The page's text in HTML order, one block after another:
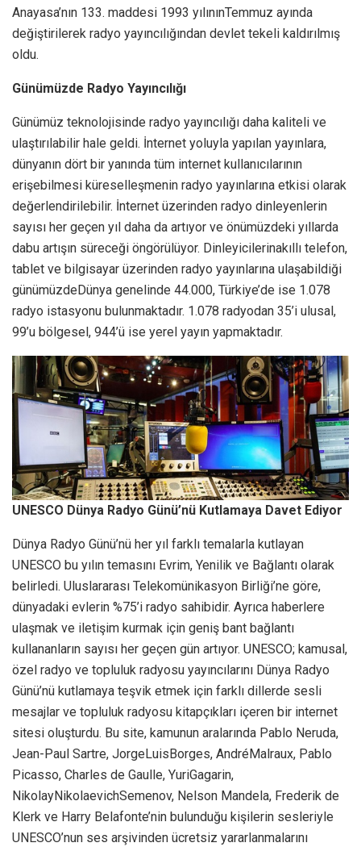
Anayasa’nın 133. maddesi 1993 yılınınTemmuz ayında
değiştirilerek radyo yayıncılığından devlet tekeli kaldırılmış
oldu.
Günümüzde Radyo Yayıncılığı
Günümüz teknolojisinde radyo yayıncılığı daha kaliteli ve
ulaştırılabilir hale geldi. İnternet yoluyla yapılan yayınlara,
dünyanın dört bir yanında tüm internet kullanıcılarının
erişebilmesi küreselleşmenin radyo yayınlarına etkisi olarak
değerlendirilebilir. İnternet üzerinden radyo dinleyenlerin
sayısı her geçen yıl daha da artıyor ve önümüzdeki yıllarda
dabu artışın süreceği öngörülüyor. Dinleyicilerinakıllı telefon,
tablet ve bilgisayar üzerinden radyo yayınlarına ulaşabildiği
günümüzdeDünya genelinde 44.000, Türkiye’de ise 1.078
radyo istasyonu bulunmaktadır. 1.078 radyodan 35’i ulusal,
99’u bölgesel, 944’ü ise yerel yayın yapmaktadır.
UNESCO Dünya Radyo Günü’nü Kutlamaya Davet Ediyor
Dünya Radyo Günü’nü her yıl farklı temalarla kutlayan
UNESCO bu yılın temasını Evrim, Yenilik ve Bağlantı olarak
belirledi. Uluslararası Telekomünikasyon Birliği’ne göre,
dünyadaki evlerin %75’i radyo sahibidir. Ayrıca haberlere
ulaşmak ve iletişim kurmak için geniş bant bağlantı
kullananların sayısı her geçen gün artıyor. UNESCO; kamusal,
özel radyo ve topluluk radyosu yayıncılarını Dünya Radyo
Günü’nü kutlamaya teşvik etmek için farklı dillerde sesli
mesajlar ve topluluk radyosu kitapçıkları içeren bir internet
sitesi oluşturdu. Bu site, kamunun aralarında Pablo Neruda,
Jean-Paul Sartre, JorgeLuisBorges, AndréMalraux, Pablo
Picasso, Charles de Gaulle, YuriGagarin,
NikolayNikolaevichSemenov, Nelson Mandela, Frederik de
Klerk ve Harry Belafonte’nin bulunduğu kişilerin sesleriyle
UNESCO’nun ses arşivinden ücretsiz yararlanmalarını